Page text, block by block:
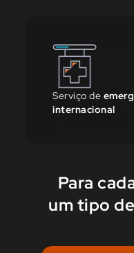
Serviço de
internacional
Para
um tipo